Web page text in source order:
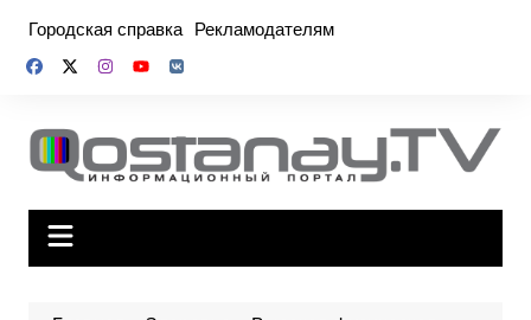
содержимому
Городская справка Рекламодателям